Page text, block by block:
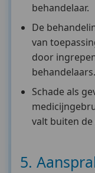
behandelaar.
De
van
door
behandelaars.
Schade als
valt buiten
5.